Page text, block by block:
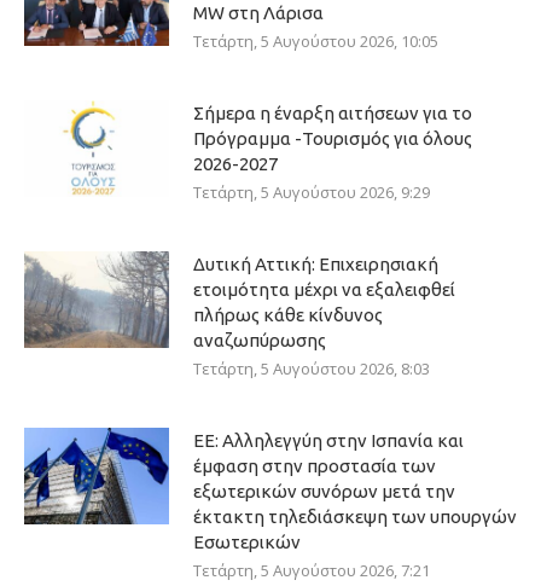
ΜW στη Λάρισα
Τετάρτη, 5 Αυγούστου 2026, 10:05
Σήμερα η έναρξη αιτήσεων για το
Πρόγραμμα -Τουρισμός για όλους
2026-2027
Τετάρτη, 5 Αυγούστου 2026, 9:29
Δυτική Αττική: Επιχειρησιακή
ετοιμότητα μέχρι να εξαλειφθεί
πλήρως κάθε κίνδυνος
αναζωπύρωσης
Τετάρτη, 5 Αυγούστου 2026, 8:03
ΕΕ: Αλληλεγγύη στην Ισπανία και
έμφαση στην προστασία των
εξωτερικών συνόρων μετά την
έκτακτη τηλεδιάσκεψη των υπουργών
Εσωτερικών
Τετάρτη, 5 Αυγούστου 2026, 7:21